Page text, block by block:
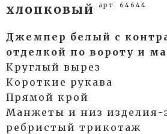
хлопковый
арт. 64644
Джемпер белый с
отделкой по вороту и
Круглый вырез
Короткие рукава
Прямой крой
Манжеты и низ изделия-
ребристый трикотаж